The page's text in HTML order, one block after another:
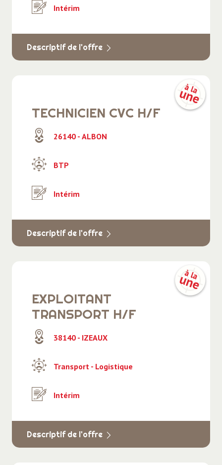
Intérim
Descriptif de l'offre
TECHNICIEN CVC H/F
26140 - ALBON
BTP
Intérim
Descriptif de l'offre
EXPLOITANT
TRANSPORT H/F
38140 - IZEAUX
Transport - Logistique
Intérim
Descriptif de l'offre